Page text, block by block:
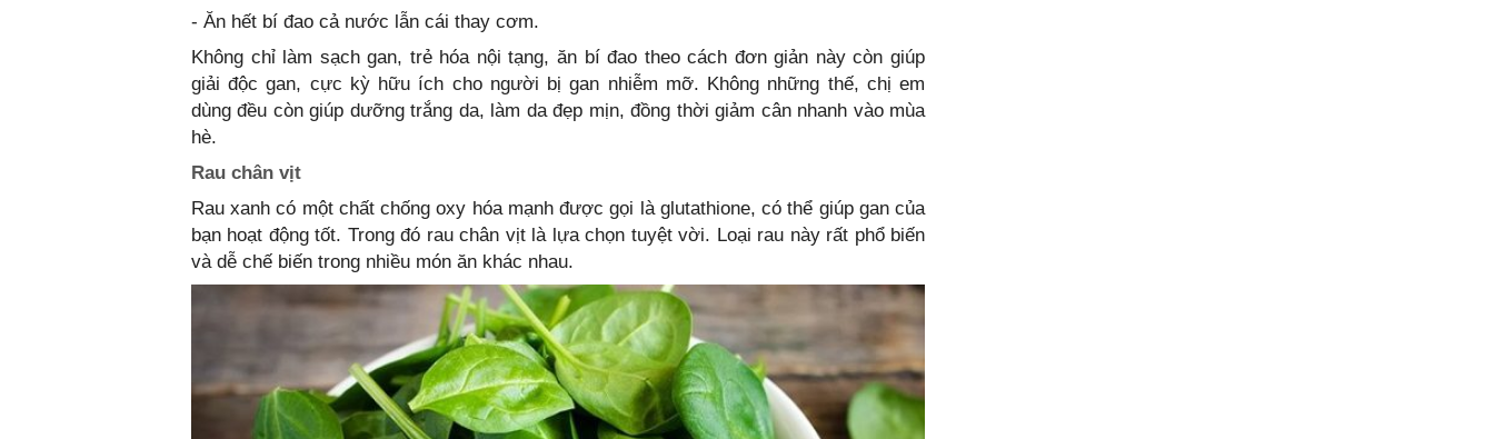
- Ăn hết bí đao cả nước lẫn cái thay cơm.
Không chỉ làm sạch gan, trẻ hóa nội tạng, ăn bí đao theo cách đơn giản này còn giúp
giải độc gan, cực kỳ hữu ích cho người bị gan nhiễm mỡ. Không những thế, chị em
dùng đều còn giúp dưỡng trắng da, làm da đẹp mịn, đồng thời giảm cân nhanh vào mùa
hè.
Rau chân vịt
Rau xanh có một chất chống oxy hóa mạnh được gọi là glutathione, có thể giúp gan của
bạn hoạt động tốt. Trong đó rau chân vịt là lựa chọn tuyệt vời. Loại rau này rất phổ biến
và dễ chế biến trong nhiều món ăn khác nhau.